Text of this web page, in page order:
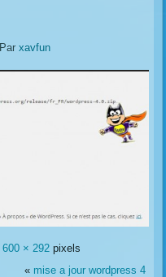
Par xavfun
600 × 292pixels
« mise a jour wordpress 4